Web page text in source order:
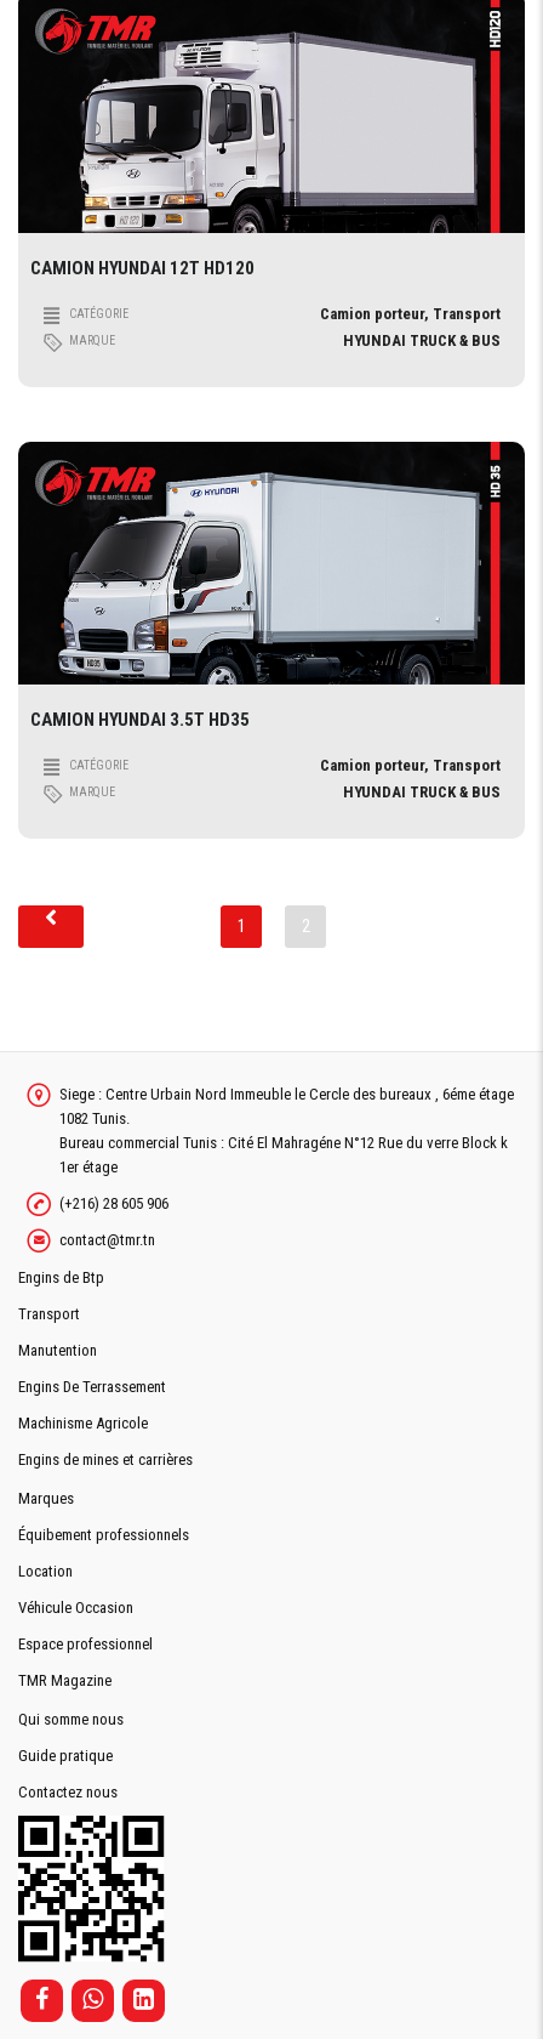
CAMION HYUNDAI 12T HD120
CATÉGORIE Camion porteur, Transport
MARQUE HYUNDAI TRUCK & BUS
CAMION HYUNDAI 3.5T HD35
CATÉGORIE Camion porteur, Transport
MARQUE HYUNDAI TRUCK & BUS
1 2
Siege : Centre Urbain Nord Immeuble le Cercle des bureaux , 6éme étage
1082 Tunis.
Bureau commercial Tunis : Cité El Mahragéne N°12 Rue du verre Block k
1er étage
(+216) 28 605 906
contact@tmr.tn
Engins de Btp
Transport
Manutention
Engins De Terrassement
Machinisme Agricole
Engins de mines et carrières
Marques
Équibement professionnels
Location
Véhicule Occasion
Espace professionnel
TMR Magazine
Qui somme nous
Guide pratique
Contactez nous